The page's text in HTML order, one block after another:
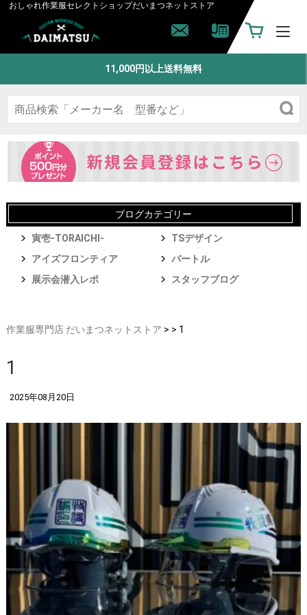
おしゃれ作業服セレクトショップだいまつネットストア
11,000円以上送料無料
ブログカテゴリー
寅壱-TORAICHI-
TSデザイン
アイズフロンティア
バートル
展示会潜入レポ
スタッフブログ
作業服専門店 だいまつネットストア > > 1
1
2025年08月20日